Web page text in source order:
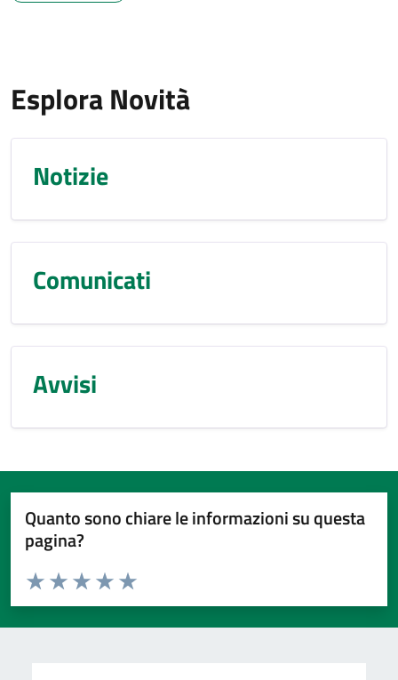
Esplora Novità
Notizie
Comunicati
Avvisi
Quanto sono chiare le informazioni su questa
pagina?
Valuta da 1 a 5 stelle la pagina
Valuta 5 stelle su 5
Valuta 4 stelle su 5
Valuta 3 stelle su 5
Valuta 2 stelle su 5
Valuta 1 stelle su 5